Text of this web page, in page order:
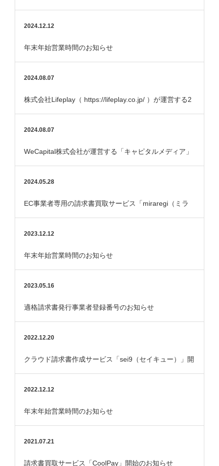
2024.12.12
年末年始営業時間のお知らせ
2024.08.07
株式会社Lifeplay（ https://lifeplay.co.jp/ ）が運営する2
つの金融メ…
2024.08.07
WeCapital株式会社が運営する「キャピタルメディア」
で紹介されました。
2024.05.28
EC事業者専用の請求書買取サービス「miraregi（ミラ
レジ）」サービス開始しました
2023.12.12
年末年始営業時間のお知らせ
2023.05.16
適格請求書発行事業者登録番号のお知らせ
2022.12.20
クラウド請求書作成サービス「sei9（セイキュー）」開
始のお知らせ
2022.12.12
年末年始営業時間のお知らせ
2021.07.21
請求書買取サービス「CoolPay」開始のお知らせ